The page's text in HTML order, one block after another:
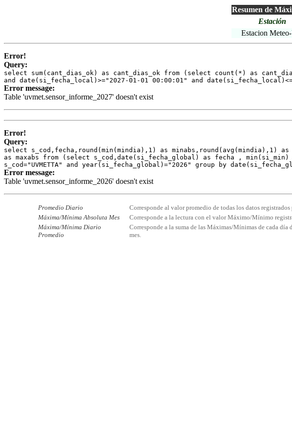
Resumen de
Estación
Estacion
Error!
Query:
select sum(cant_dias_ok) as cant_dias_ok from (select count(*) as
and date(si_fecha_local)>="2027-01-01 00:00:01" and
Error message:
Table 'uvmet.sensor_informe_2027' doesn't exist
Error!
Query:
select s_cod,fecha,round(min(mindia),1) as minabs,round(avg(mindia),1) as
as maxabs from (select s_cod,date(si_fecha_global) as fecha , min(si_min)
s_cod="UVMETTA" and year(si_fecha_global)="2026" group by
Error message:
Table 'uvmet.sensor_informe_2026' doesn't exist
Promedio Diario
Corresponde al valor promedio de todas los datos registrados
Máxima/Mínima Absoluta Mes
Corresponde a la lectura con el valor Máximo/Mínimo
Máxima/Mínima Diario
Promedio
Corresponde a la suma de las Máximas/Mínimas de cada
mes.